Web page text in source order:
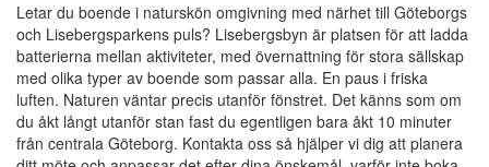
Letar du boende i naturskön omgivning med närhet till Göteborgs
och Lisebergsparkens puls? Lisebergsbyn är platsen för att ladda
batterierna mellan aktiviteter, med övernattning för stora sällskap
med olika typer av boende som passar alla. En paus i friska
luften. Naturen väntar precis utanför fönstret. Det känns som om
du åkt långt utanför stan fast du egentligen bara åkt 10 minuter
från centrala Göteborg. Kontakta oss så hjälper vi dig att planera